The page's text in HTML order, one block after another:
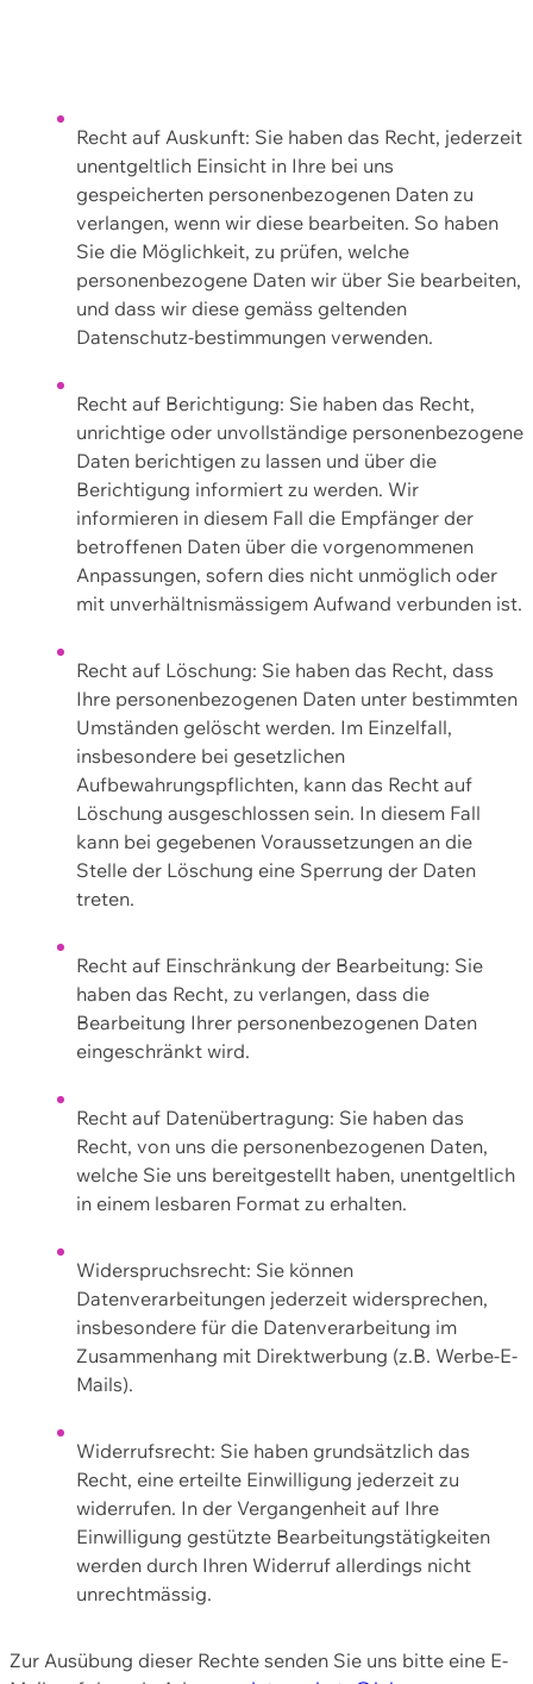
Recht auf Auskunft: Sie haben das Recht, jederzeit
unentgeltlich Einsicht in Ihre bei uns
gespeicherten personenbezogenen Daten zu
verlangen, wenn wir diese bearbeiten. So haben
Sie die Möglichkeit, zu prüfen, welche
personenbezogene Daten wir über Sie bearbeiten,
und dass wir diese gemäss geltenden
Datenschutz-bestimmungen verwenden.
Recht auf Berichtigung: Sie haben das Recht,
unrichtige oder unvollständige personenbezogene
Daten berichtigen zu lassen und über die
Berichtigung informiert zu werden. Wir
informieren in diesem Fall die Empfänger der
betroffenen Daten über die vorgenommenen
Anpassungen, sofern dies nicht unmöglich oder
mit unverhältnismässigem Aufwand verbunden ist.
Recht auf Löschung: Sie haben das Recht, dass
Ihre personenbezogenen Daten unter bestimmten
Umständen gelöscht werden. Im Einzelfall,
insbesondere bei gesetzlichen
Aufbewahrungspflichten, kann das Recht auf
Löschung ausgeschlossen sein. In diesem Fall
kann bei gegebenen Voraussetzungen an die
Stelle der Löschung eine Sperrung der Daten
treten.
Recht auf Einschränkung der Bearbeitung: Sie
haben das Recht, zu verlangen, dass die
Bearbeitung Ihrer personenbezogenen Daten
eingeschränkt wird.
Recht auf Datenübertragung: Sie haben das
Recht, von uns die personenbezogenen Daten,
welche Sie uns bereitgestellt haben, unentgeltlich
in einem lesbaren Format zu erhalten.
Widerspruchsrecht: Sie können
Datenverarbeitungen jederzeit widersprechen,
insbesondere für die Datenverarbeitung im
Zusammenhang mit Direktwerbung (z.B. Werbe-E-
Mails).
Widerrufsrecht: Sie haben grundsätzlich das
Recht, eine erteilte Einwilligung jederzeit zu
widerrufen. In der Vergangenheit auf Ihre
Einwilligung gestützte Bearbeitungstätigkeiten
werden durch Ihren Widerruf allerdings nicht
unrechtmässig.
Zur Ausübung dieser Rechte senden Sie uns bitte eine E-